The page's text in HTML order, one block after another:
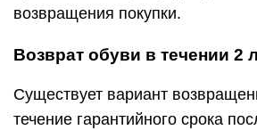
возвращения покупки.
Возврат обуви в течении 2
Существует вариант
течение гарантийного срока